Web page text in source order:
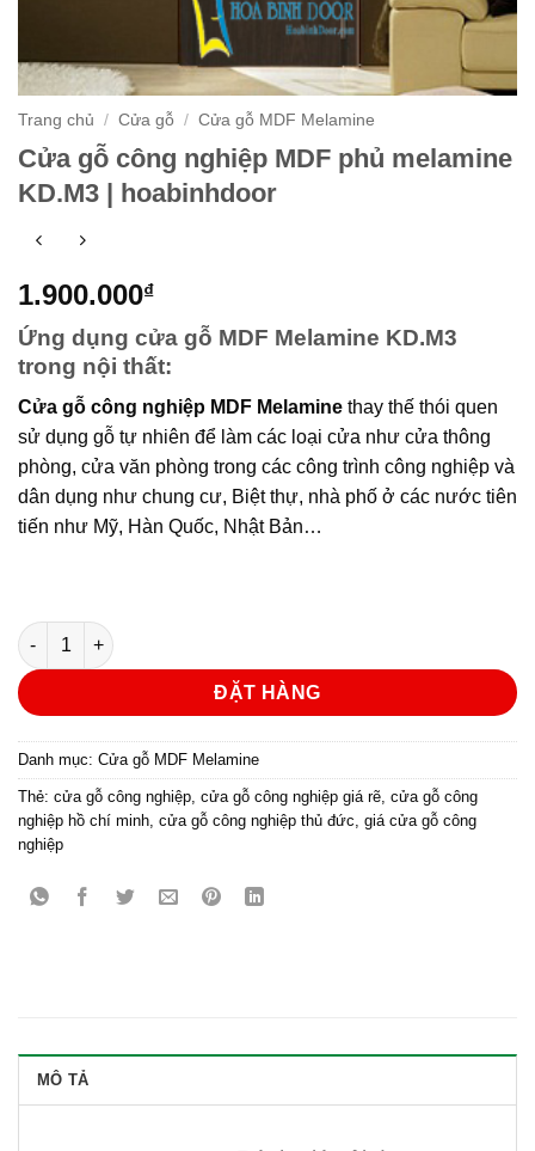
Trang chủ / Cửa gỗ / Cửa gỗ MDF Melamine
Cửa gỗ công nghiệp MDF phủ melamine
KD.M3 | hoabinhdoor
1.900.000₫
Ứng dụng cửa gỗ MDF Melamine KD.M3
trong nội thất:
Cửa gỗ công nghiệp MDF Melamine thay thế thói quen
sử dụng gỗ tự nhiên để làm các loại cửa như cửa thông
phòng, cửa văn phòng trong các công trình công nghiệp và
dân dụng như chung cư, Biệt thự, nhà phố ở các nước tiên
tiến như Mỹ, Hàn Quốc, Nhật Bản…
Cửa gỗ công nghiệp MDF phủ melamine KD.M3 | hoabinhdoor
ĐẶT HÀNG
Danh mục: Cửa gỗ MDF Melamine
Thẻ: cửa gỗ công nghiệp cửa gỗ công nghiệp giá rẽ cửa gỗ công
nghiệp hồ chí minh cửa gỗ công nghiệp thủ đức giá cửa gỗ công
nghiệp
MÔ TẢ